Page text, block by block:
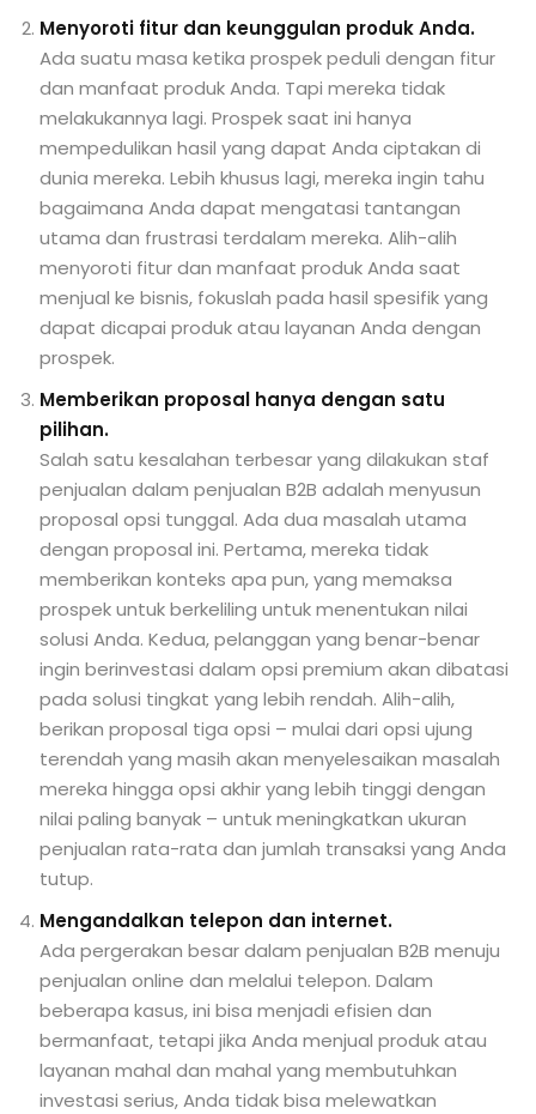
Menyoroti fitur dan keunggulan produk Anda.
Ada suatu masa ketika prospek peduli dengan fitur
dan manfaat produk Anda. Tapi mereka tidak
melakukannya lagi. Prospek saat ini hanya
mempedulikan hasil yang dapat Anda ciptakan di
dunia mereka. Lebih khusus lagi, mereka ingin tahu
bagaimana Anda dapat mengatasi tantangan
utama dan frustrasi terdalam mereka. Alih-alih
menyoroti fitur dan manfaat produk Anda saat
menjual ke bisnis, fokuslah pada hasil spesifik yang
dapat dicapai produk atau layanan Anda dengan
prospek.
Memberikan proposal hanya dengan satu
pilihan.
Salah satu kesalahan terbesar yang dilakukan staf
penjualan dalam penjualan B2B adalah menyusun
proposal opsi tunggal. Ada dua masalah utama
dengan proposal ini. Pertama, mereka tidak
memberikan konteks apa pun, yang memaksa
prospek untuk berkeliling untuk menentukan nilai
solusi Anda. Kedua, pelanggan yang benar-benar
ingin berinvestasi dalam opsi premium akan dibatasi
pada solusi tingkat yang lebih rendah. Alih-alih,
berikan proposal tiga opsi – mulai dari opsi ujung
terendah yang masih akan menyelesaikan masalah
mereka hingga opsi akhir yang lebih tinggi dengan
nilai paling banyak – untuk meningkatkan ukuran
penjualan rata-rata dan jumlah transaksi yang Anda
tutup.
Mengandalkan telepon dan internet.
Ada pergerakan besar dalam penjualan B2B menuju
penjualan online dan melalui telepon. Dalam
beberapa kasus, ini bisa menjadi efisien dan
bermanfaat, tetapi jika Anda menjual produk atau
layanan mahal dan mahal yang membutuhkan
investasi serius, Anda tidak bisa melewatkan